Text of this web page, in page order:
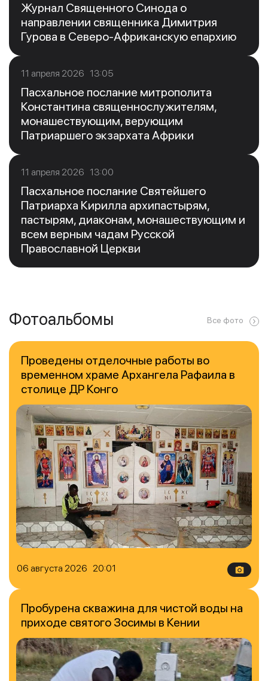
Журнал Священного Синода о
направлении священника Димитрия
Гурова в Северо-Африканскую епархию
11 апреля 2026 13:05
Пасхальное послание митрополита
Константина священнослужителям,
монашествующим, верующим
Патриаршего экзархата Африки
11 апреля 2026 13:00
Пасхальное послание Святейшего
Патриарха Кирилла архипастырям,
пастырям, диаконам, монашествующим и
всем верным чадам Русской
Православной Церкви
Фотоальбомы Все фото
06 августа 2026 20:01
Проведены отделочные работы во
временном храме Архангела Рафаила в
столице ДР Конго
Пробурена скважина для чистой воды на
приходе святого Зосимы в Кении